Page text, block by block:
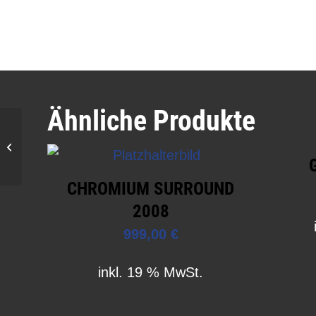
Ähnliche Produkte
CHROMIUM SURROUND
2008
999,00 €
inkl. 19 % MwSt.